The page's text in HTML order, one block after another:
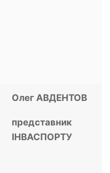
Олег АВДЕНТОВ
представник
ІНВАСПОРТУ